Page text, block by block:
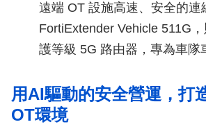
遠端 OT 設施高速、安全的連
FortiExtender Vehicle 511G
護等級 5G 路由器，專為車隊
用AI驅動的安全營運，打
OT環境